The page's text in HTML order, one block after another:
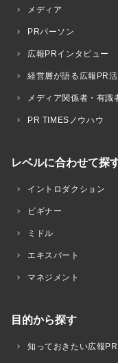
メディア
PRパーソン
広報PRインタビュー
経営層が語る広報PR
メディア関係者・有識
PR TIMESノウハウ
レベルに合わせて探
イントロダクション
ビギナー
ミドル
エキスパート
マネジメント
目的から探す
知っておきたい広報